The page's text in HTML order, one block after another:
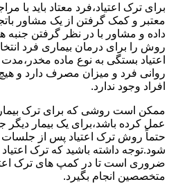
برای ترک اعتیاد،فرد معتاد باید با
معتبر و کمک گرفتن از یک مشاور
داده و مشاور با در نظر گرفتن جنبه
روش را برای درمان بیماری فرد
اعتیاد بستگی به نوع ماده
روانی فرد و میزان مصرف دارد و
افراد وجود ندارد.
ممکن است روشی که برای ترک
عمل کرده باشد،برای یک بیمار
حتماً روش ترک اعتیاد پس از
شود.توجه داشته باشید که ترک
ضروری است تا در کمپ های ترک
متخصصین انجام بگیرد.